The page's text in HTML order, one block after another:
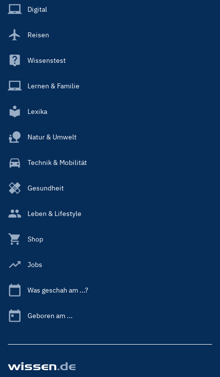
Main
Digital
Reisen
Wissenstest
Lernen & Familie
Lexika
Natur & Umwelt
Technik & Mobilität
Gesundheit
Leben & Lifestyle
Shop
Jobs
Was geschah am ...?
Geboren am ...